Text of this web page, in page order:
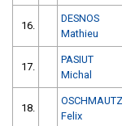
16.
DESNOS
Mathieu
17.
PASIUT
Michal
18.
OSCHMAUTZ
Felix